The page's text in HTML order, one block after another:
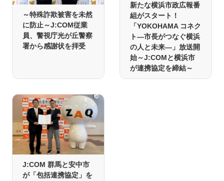
～特殊詐欺被害を未然
に防止～J:COM従業
員、警視庁光が丘警察
署から感謝状を拝受
新たな横浜市政広報番
組がスタート！
「YOKOHAMA コネク
ト―市長がつなぐ横浜
の人と未来―」放送開
始～J:COMと横浜市
が連携協定を締結～
J:COM 群馬と安中市
が「包括連携協定」を